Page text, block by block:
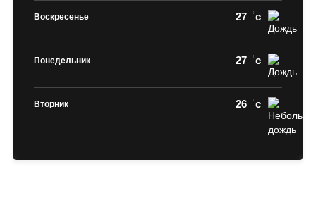
Воскресенье 27 c
Понедельник 27 c
Вторник 26 c